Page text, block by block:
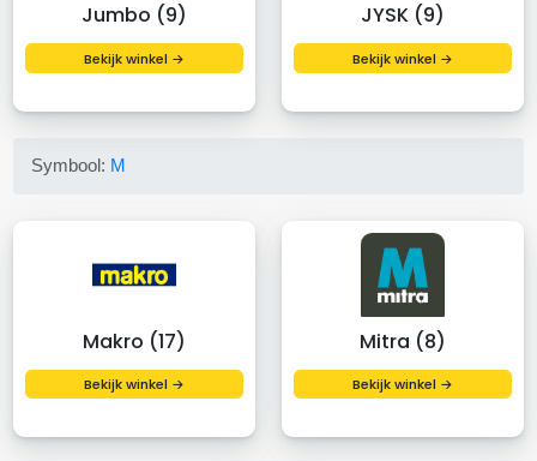
Jumbo (9)
Bekijk winkel →
JYSK (9)
Bekijk winkel →
Symbool: M
Makro (17)
Bekijk winkel →
Mitra (8)
Bekijk winkel →